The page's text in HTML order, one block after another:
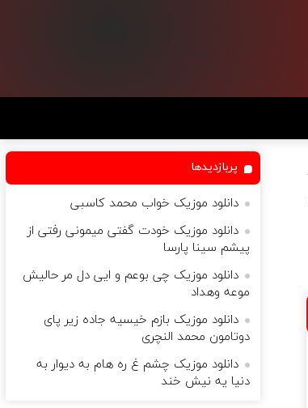
پربازدیدها
دانلود موزیک خواب محمد کاسبی
دانلود موزیک خودت گفتی میمونی رفتی از
پیشم سینا پارسا
دانلود موزیک چی‌ بوعم و ایی دل مر حالیش
موعه وهداد
دانلود موزیک بازم خیسیه جاده زیر پای
دوتامون محمد النچری
دانلود موزیک چشم غ ره هام به دیوار به
دنیا یه نیش خند